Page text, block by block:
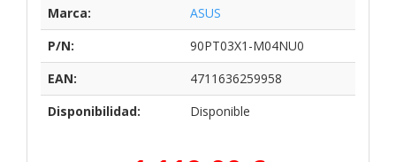
Marca:
ASUS
P/N:
90PT03X1-M04NU0
EAN:
4711636259958
Disponibilidad:
Disponible